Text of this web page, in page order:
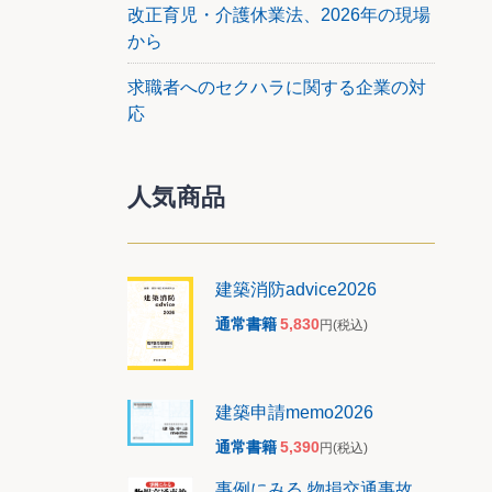
指
改正育児・介護休業法、2026年の現場
から
求職者へのセクハラに関する企業の対
応
人気商品
建築消防advice2026
通常書籍5,830円(税込)
建築申請memo2026
通常書籍5,390円(税込)